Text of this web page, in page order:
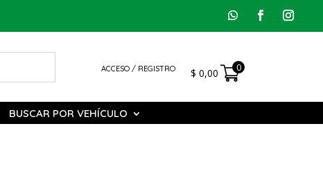
ACCESO / REGISTRO $ 0,00 0
BUSCAR POR VEHÍCULO